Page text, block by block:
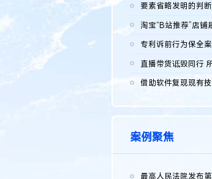
要素省略发明的判断
案例聚焦